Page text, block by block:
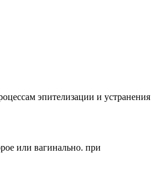
эпителизации и устранения
или вагинально. при